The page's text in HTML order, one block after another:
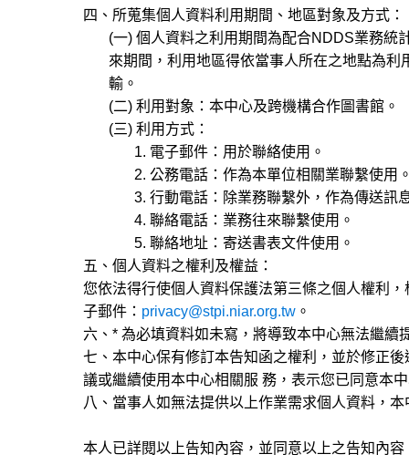
四、所蒐集個人資料利用期間、地區對象及方式：
(一) 個人資料之利用期間為配合NDDS業務統
來期間，利用地區得依當事人所在之地點為利
輸。
(二) 利用對象：本中心及跨機構合作圖書館。
(三) 利用方式：
1. 電子郵件：用於聯絡使用。
2. 公務電話：作為本單位相關業聯繫使用
3. 行動電話：除業務聯繫外，作為傳送訊
4. 聯絡電話：業務往來聯繫使用。
5. 聯絡地址：寄送書表文件使用。
五、個人資料之權利及權益：
您依法得行使個人資料保護法第三條之個人權利
子郵件： privacy@stpi.niar.org.tw 。
六、* 為必填資料如未寫，將導致本中心無法繼續
七、本中心保有修訂本告知函之權利，並於修正
議或繼續使用本中心相關服 務，表示您已同意本
八、當事人如無法提供以上作業需求個人資料，
本人已詳閱以上告知內容，並同意以上之告知內容